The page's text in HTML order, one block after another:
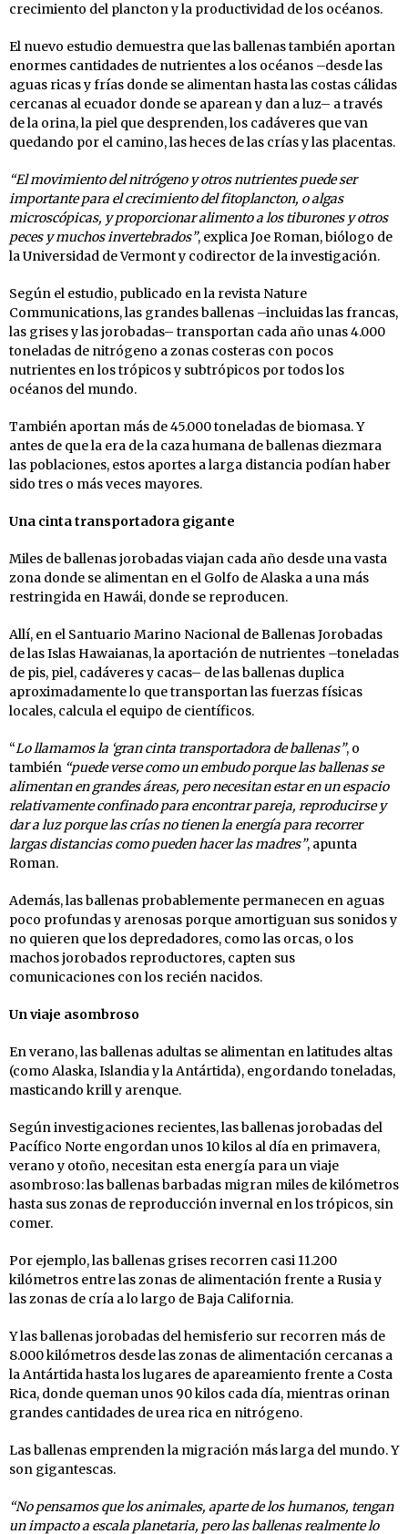
crecimiento del plancton y la productividad de los océanos.
El nuevo estudio demuestra que las ballenas también aportan
enormes cantidades de nutrientes a los océanos –desde las
aguas ricas y frías donde se alimentan hasta las costas cálidas
cercanas al ecuador donde se aparean y dan a luz– a través
de la orina, la piel que desprenden, los cadáveres que van
quedando por el camino, las heces de las crías y las placentas.
“El movimiento del nitrógeno y otros nutrientes puede ser
importante para el crecimiento del fitoplancton, o algas
microscópicas, y proporcionar alimento a los tiburones y otros
peces y muchos invertebrados”, explica Joe Roman, biólogo de
la Universidad de Vermont y codirector de la investigación.
Según el estudio, publicado en la revista Nature
Communications, las grandes ballenas –incluidas las francas,
las grises y las jorobadas– transportan cada año unas 4.000
toneladas de nitrógeno a zonas costeras con pocos
nutrientes en los trópicos y subtrópicos por todos los
océanos del mundo.
También aportan más de 45.000 toneladas de biomasa. Y
antes de que la era de la caza humana de ballenas diezmara
las poblaciones, estos aportes a larga distancia podían haber
sido tres o más veces mayores.
Una cinta transportadora gigante
Miles de ballenas jorobadas viajan cada año desde una vasta
zona donde se alimentan en el Golfo de Alaska a una más
restringida en Hawái, donde se reproducen.
Allí, en el Santuario Marino Nacional de Ballenas Jorobadas
de las Islas Hawaianas, la aportación de nutrientes –toneladas
de pis, piel, cadáveres y cacas– de las ballenas duplica
aproximadamente lo que transportan las fuerzas físicas
locales, calcula el equipo de científicos.
“Lo llamamos la ‘gran cinta transportadora de ballenas”, o
también “puede verse como un embudo porque las ballenas se
alimentan en grandes áreas, pero necesitan estar en un espacio
relativamente confinado para encontrar pareja, reproducirse y
dar a luz porque las crías no tienen la energía para recorrer
largas distancias como pueden hacer las madres”, apunta
Roman.
Además, las ballenas probablemente permanecen en aguas
poco profundas y arenosas porque amortiguan sus sonidos y
no quieren que los depredadores, como las orcas, o los
machos jorobados reproductores, capten sus
comunicaciones con los recién nacidos.
Un viaje asombroso
En verano, las ballenas adultas se alimentan en latitudes altas
(como Alaska, Islandia y la Antártida), engordando toneladas,
masticando krill y arenque.
Según investigaciones recientes, las ballenas jorobadas del
Pacífico Norte engordan unos 10 kilos al día en primavera,
verano y otoño, necesitan esta energía para un viaje
asombroso: las ballenas barbadas migran miles de kilómetros
hasta sus zonas de reproducción invernal en los trópicos, sin
comer.
Por ejemplo, las ballenas grises recorren casi 11.200
kilómetros entre las zonas de alimentación frente a Rusia y
las zonas de cría a lo largo de Baja California.
Y las ballenas jorobadas del hemisferio sur recorren más de
8.000 kilómetros desde las zonas de alimentación cercanas a
la Antártida hasta los lugares de apareamiento frente a Costa
Rica, donde queman unos 90 kilos cada día, mientras orinan
grandes cantidades de urea rica en nitrógeno.
Las ballenas emprenden la migración más larga del mundo. Y
son gigantescas.
“No pensamos que los animales, aparte de los humanos, tengan
un impacto a escala planetaria, pero las ballenas realmente lo